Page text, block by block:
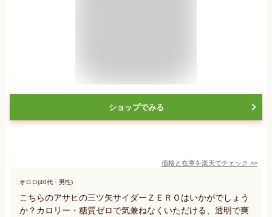
ショップでみる
価格と在庫を楽天でチェック >>
オロロ(40代・男性)
こちらのアサヒの三ツ矢サイダーＺＥＲＯはいかがでしょう
か？カロリー・糖質ゼロで気兼ねなくいただける、透明で爽